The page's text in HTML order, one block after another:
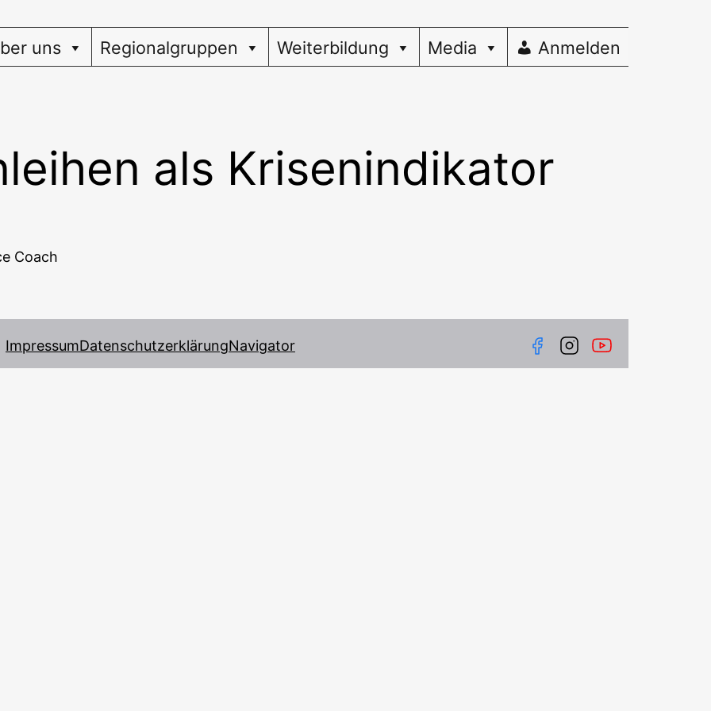
uns Regionalgruppen Weiterbildung Media Anmelden
als Krisenindikator
Coach
ImpressumDatenschutzerklärungNavigator